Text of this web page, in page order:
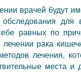
врачей будут
обследования
равных по
рака
лечения,
места